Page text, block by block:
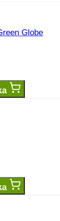
Globe